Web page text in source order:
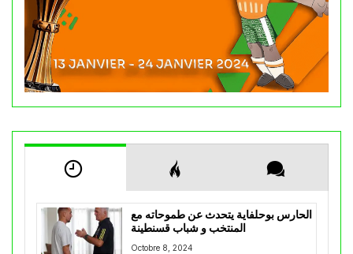
الحارس بوحلفاية يتحدث عن طموحاته مع
المنتخب و شباب قسنطينة
Octobre 8, 2024